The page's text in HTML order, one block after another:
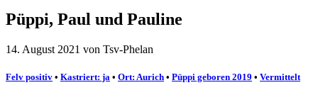
Püppi, Paul und Pauline
14. August 2021 von Tsv-Phelan
Felv positiv • Kastriert: ja • Ort: Aurich • Püppi geboren 2019 • Vermittelt